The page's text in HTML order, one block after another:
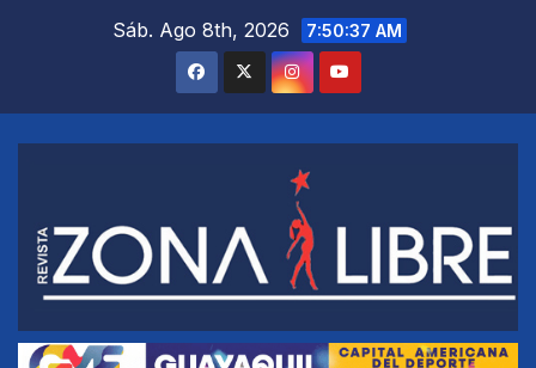
Sáb. Ago 8th, 2026 7:50:38 AM